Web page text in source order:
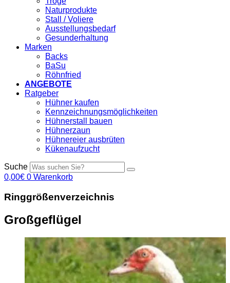
Naturprodukte
Stall / Voliere
Ausstellungsbedarf
Gesunderhaltung
Marken
Backs
BaSu
Röhnfried
ANGEBOTE
Ratgeber
Hühner kaufen
Kennzeichnungsmöglichkeiten
Hühnerstall bauen
Hühnerzaun
Hühnereier ausbrüten
Kükenaufzucht
Suche
0,00€ 0 Warenkorb
Ringgrößenverzeichnis
Großgeflügel